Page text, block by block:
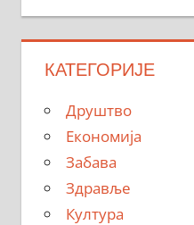
КАТЕГОРИЈЕ
Друштво
Економија
Забава
Здравље
Култура